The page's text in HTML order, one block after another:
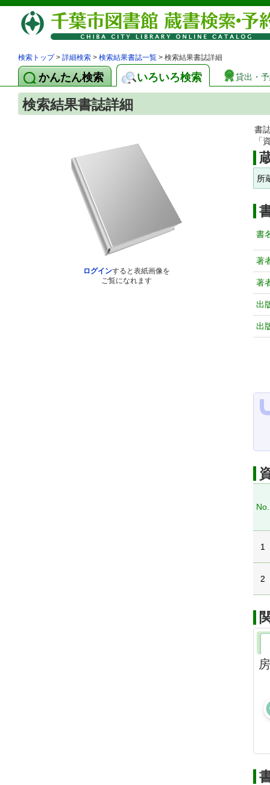
検索トップ> 詳細検索 > 検索結果書誌一覧 > 検索結果書誌詳細
かんたん検索 いろいろ検索 貸出・
検索結果書誌詳細
ログインすると表紙画像を
ご覧になれます
書
「
所
書
著
著
出
出
No.
1
2